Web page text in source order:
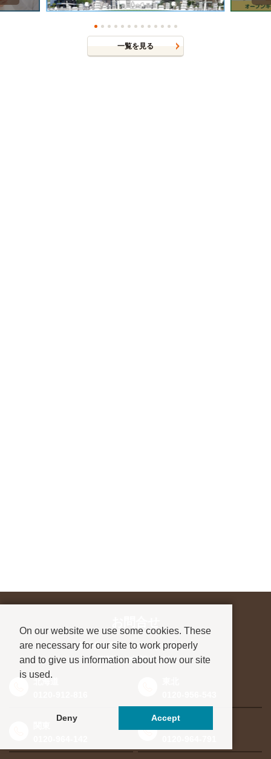
一覧を見る
進学先が決まっていない方も、
お気軽にご相談ください
東海・北信越
On our website we use some cookies. These
are necessary for our site to work properly
and to give us information about how our site
is used.
Deny Accept